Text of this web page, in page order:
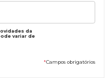
da
variar de
*Campos obrigatórios